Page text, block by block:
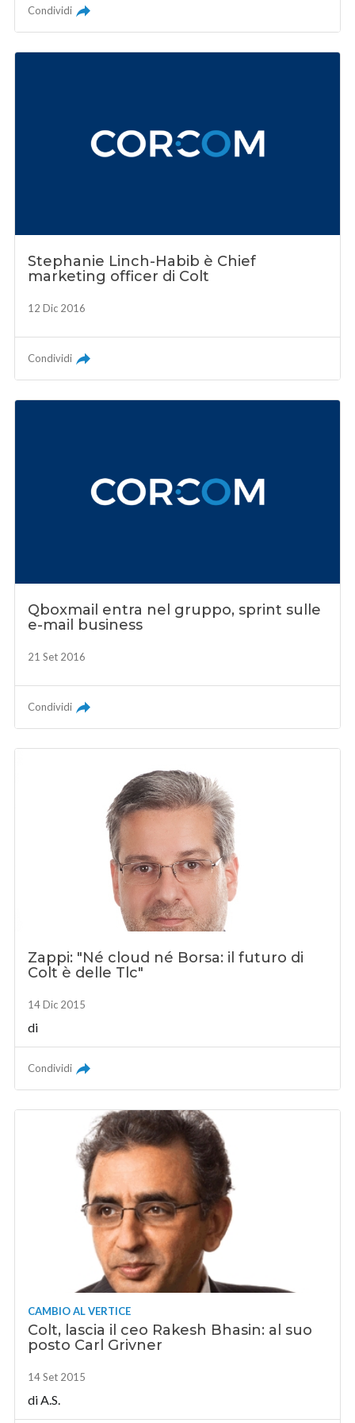
Condividi
Stephanie Linch-Habib è Chief
marketing officer di Colt
12 Dic 2016
Condividi
Qboxmail entra nel gruppo, sprint sulle
e-mail business
21 Set 2016
Condividi
Zappi: "Né cloud né Borsa: il futuro di
Colt è delle Tlc"
14 Dic 2015
di
Condividi
CAMBIO AL VERTICE
Colt, lascia il ceo Rakesh Bhasin: al suo
posto Carl Grivner
14 Set 2015
di A.S.